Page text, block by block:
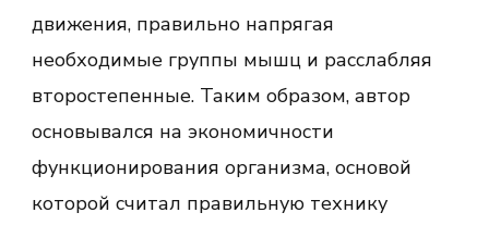
движения, правильно напрягая
необходимые группы мышц и расслабляя
второстепенные. Таким образом, автор
основывался на экономичности
функционирования организма, основой
которой считал правильную технику